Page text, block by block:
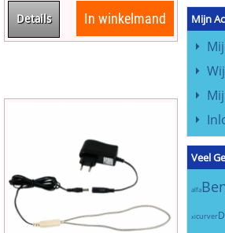
Details In winkelmand Mijn
Veel
alfa
xlcurver